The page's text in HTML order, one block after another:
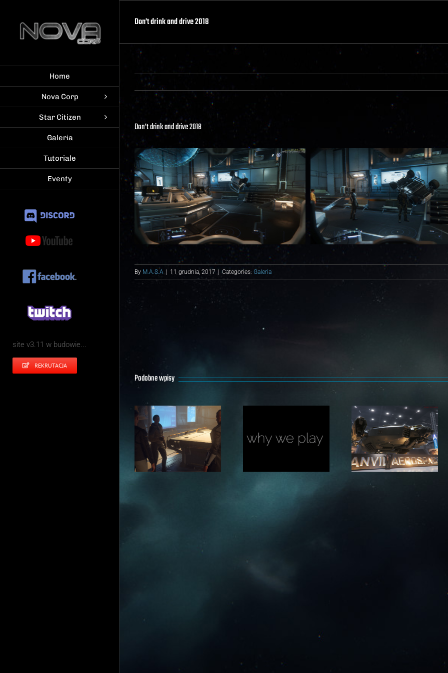
content
Home
Nova Corp
Star Citizen
Galeria
Tutoriale
Eventy
site v3.11 w budowie...
REKRUTACJA
Don’t drink and drive 2018
Don’t drink and drive 2018
By M.A.S.A 11 grudnia, 2017 Categories: Galeria
Podobne wpisy
Why we play Star Citizen Alpha 3.3.5 LIVE